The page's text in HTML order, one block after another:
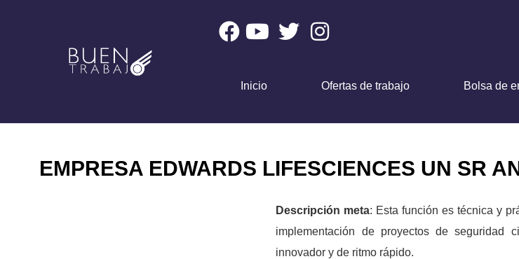
Inicio Ofertas de trabajo Bolsa de
EMPRESA EDWARDS LIFESCIENCES UN SR
Descripción meta: Esta función es técnica y
implementación de proyectos de seguridad
innovador y de ritmo rápido.